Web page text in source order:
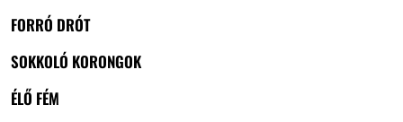
FORRÓ DRÓT
SOKKOLÓ KORONGOK
ÉLŐ FÉM